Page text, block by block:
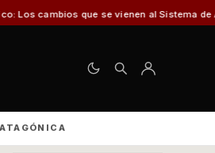
vienen al Sistema de Admisión Escolar